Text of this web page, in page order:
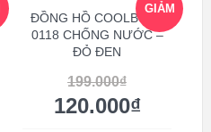
GIẢM
ĐỒNG HỒ COOLBOSS
0118 CHỐNG NƯỚC –
ĐỎ ĐEN
199.000₫
120.000₫